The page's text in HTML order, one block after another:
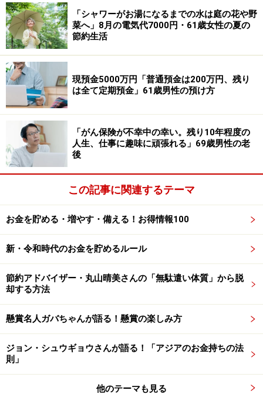
その理由として、「営業職だったので、もっと老後の事
を考えて頑張るべきだったと思う半面、その当時は精一
杯がんばってたよな……とも思います。離婚してから働い
たので子どもにお金がかかりました」と語っています。
「老後資金として十分な金額は8000万円」
現役時代は、老後資金として「5000万円」貯めることを
目標にしていたそう。
「老後2000万円問題があったので最低でもそれくらいは
必要だと思っていました。でも、子どもたちの結婚式や
孫が産まれたら何かとしてあげたくなるし……気持ち良く
過ごすのにはこれくらいは持っておきたいなぁとは考え
ていました」と投稿者。
金として「8000万円」はほしいと感じているといいま
す。
「もっと若いうちからお金の勉強をしておけば良かった
と後悔しています。株は20代からしていましたが山一證
券の（経営破綻）問題があってから気持ちが離れてしま
って……。めげずに勉強しておけば、今はもっと裕福だっ
「シャワーがお湯になるまでの水は庭の花や野
菜へ」8月の電気代7000円・61歳女性の夏の
節約生活
現預金5000万円「普通預金は200万円、残り
は全て定期預金」61歳男性の預け方
「がん保険が不幸中の幸い。残り10年程度の
人生、仕事に趣味に頑張れる」69歳男性の老
後
この記事に関連するテーマ
お金を貯める・増やす・備える！お得情報100
新・令和時代のお金を貯めるルール
節約アドバイザー・丸山晴美さんの「無駄遣い体質」から脱
却する方法
懸賞名人ガバちゃんが語る！懸賞の楽しみ方
ジョン・シュウギョウさんが語る！「アジアのお金持ちの法
則」
他のテーマも見る